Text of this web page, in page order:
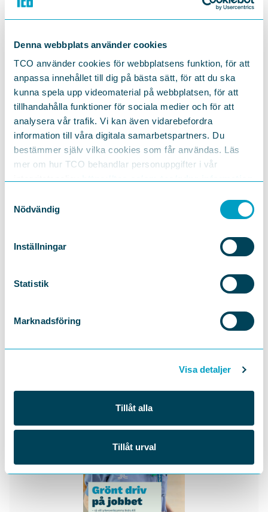
Denna webbplats använder cookies
TCO använder cookies för webbplatsens funktion, för att
anpassa innehållet till dig på bästa sätt, för att du ska
kunna spela upp videomaterial på webbplatsen, för att
tillhandahålla funktioner för sociala medier och för att
analysera vår trafik. Vi kan även vidarebefordra
information till våra digitala samarbetspartners. Du
bestämmer själv vilka cookies som får användas. Läs
mer om hur TCO behandlar personuppgifter i vår
Nödvändig
Inställningar
Statistik
Marknadsföring
Visa detaljer
Tillåt alla
Tillåt urval
fokuserar på rätt saker.
avdelningsnivå där cheferna har ett ansvar att fånga upp
och ta vara på medarbetarnas idéer och engagemang",
säger Lisen Schultz.
Lisen Schultz beskriver de senaste årens utveckling i
klimatomställningen som ett hack i kurvan för arbetet
med att stärka klimatet.
"Det råder vissa oklarheter om hur snabbt vi ska göra
omställningen. Företagen är beroende av att
klimatpolitiken ligger fast, både vad gäller regleringar
och investeringar i fossilfri energi, infrastruktur och den
säger Lisen Schultz.